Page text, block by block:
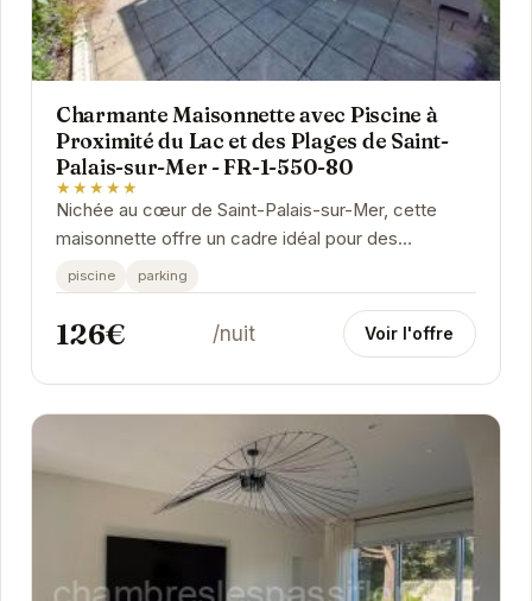
Charmante Maisonnette avec Piscine à
Proximité du Lac et des Plages de Saint-
Palais-sur-Mer - FR-1-550-80
★★★★★
Nichée au cœur de Saint-Palais-sur-Mer, cette
maisonnette offre un cadre idéal pour des
vacances relaxantes. Proche du lac et des plages,
vous...
piscine parking
126€ /nuit Voir l'offre